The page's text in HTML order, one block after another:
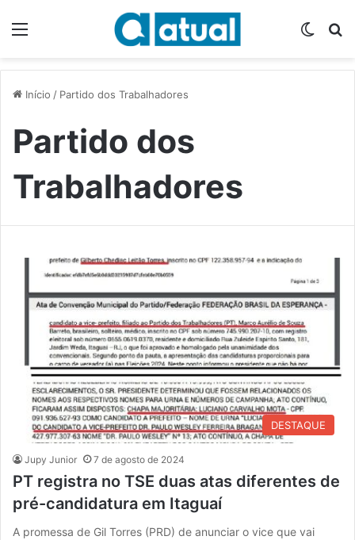
Início / Partido dos Trabalhadores
Partido dos
Trabalhadores
DESTAQUE
Jupy Junior 7 de agosto de 2024
PT registra no TSE duas atas diferentes de
pré-candidatura em Itaguaí
A promessa de Gil Torres (PRD) de anunciar o vice que vai